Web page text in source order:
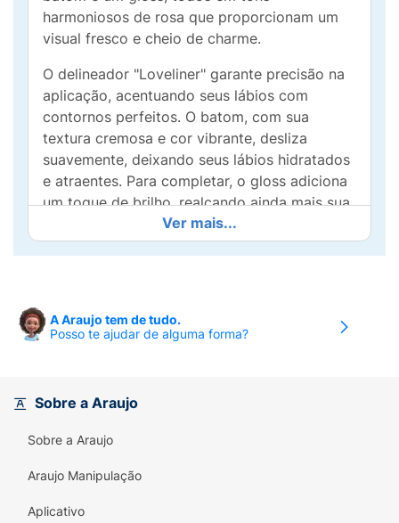
harmoniosos de rosa que proporcionam um
visual fresco e cheio de charme.
O delineador "Loveliner" garante precisão na
aplicação, acentuando seus lábios com
contornos perfeitos. O batom, com sua
textura cremosa e cor vibrante, desliza
suavemente, deixando seus lábios hidratados
e atraentes. Para completar, o gloss adiciona
um toque de brilho, realçando ainda mais sua
Em uma linda embalagem em formato de
também um excelente presente para quem
ama maquiagem. Ideal para todas as graças,
Lábios Franciny Ehlke e sinta-se confiante e
deslumbrante todos os dias!
Ver mais...
A Araujo tem de tudo.
Posso te ajudar de alguma forma?
Sobre a Araujo
Sobre a Araujo
Araujo Manipulação
Aplicativo